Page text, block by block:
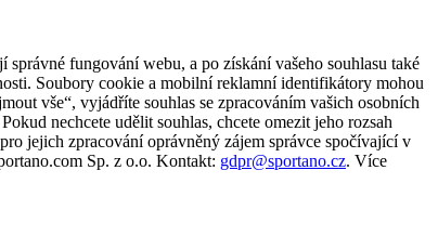
fungování webu, a po získání vašeho souhlasu také
Soubory cookie a mobilní reklamní identifikátory mohou
vše“, vyjádříte souhlas se zpracováním vašich osobních
nechcete udělit souhlas, chcete omezit jeho rozsah
jejich zpracování oprávněný zájem správce spočívající v
Sp. z o.o. Kontakt: gdpr@sportano.cz. Více